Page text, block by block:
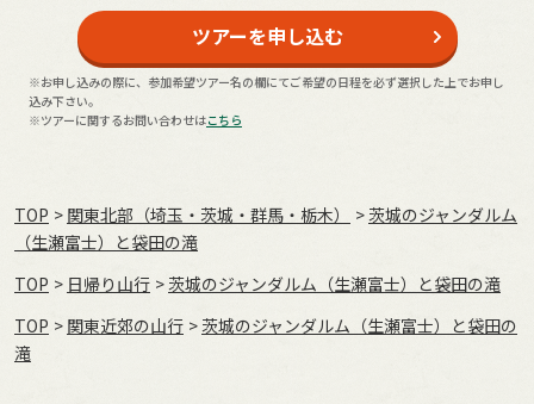
ツアーを申し込む
※お申し込みの際に、参加希望ツアー名の欄にてご希望の日程を必ず選択した上でお申し
込み下さい。
※ツアーに関するお問い合わせはこちら
TOP 関東北部（埼玉・茨城・群馬・栃木）
茨城のジャンダルム
（生瀬富士）と袋田の滝
TOP
日帰り山行
茨城のジャンダルム（生瀬富士）と袋田の滝
TOP
関東近郊の山行
茨城のジャンダルム（生瀬富士）と袋田の
滝